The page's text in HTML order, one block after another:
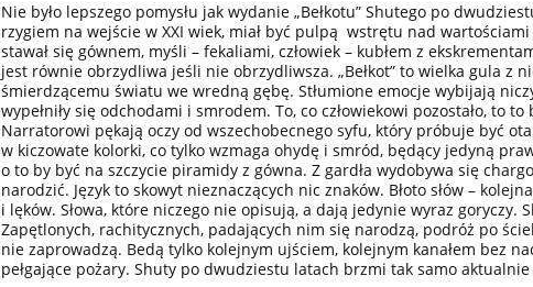
Nie było lepszego pomysłu jak wydanie „Bełkotu” Shutego po
rzygiem na wejście w XXI wiek, miał być pulpą wstrętu nad
stawał się gównem, myśli – fekaliami, człowiek – kubłem z
jest równie obrzydliwa jeśli nie obrzydliwsza. „Bełkot” to wielka gula z
śmierdzącemu światu we wredną gębę. Stłumione emocje wybijają
wypełniły się odchodami i smrodem. To, co człowiekowi pozostało, to
Narratorowi pękają oczy od wszechobecnego syfu, który próbuje być
w kiczowate kolorki, co tylko wzmaga ohydę i smród, będący jedyną
o to by być na szczycie piramidy z gówna. Z gardła wydobywa się
narodzić. Język to skowyt nieznaczących nic znaków. Błoto słów –
i lęków. Słowa, które niczego nie opisują, a dają jedynie wyraz goryczy.
Zapętlonych, rachitycznych, padających nim się narodzą, podróż po
nie zaprowadzą. Bedą tylko kolejnym ujściem, kolejnym kanałem bez
pełgające pożary. Shuty po dwudziestu latach brzmi tak samo